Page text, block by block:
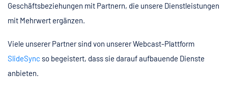
Geschäftsbeziehungen mit Partnern, die unsere Dienstleistungen
mit Mehrwert ergänzen.
Viele unserer Partner sind von unserer Webcast-Plattform
SlideSync so begeistert, dass sie darauf aufbauende Dienste
anbieten.